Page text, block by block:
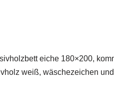
eiche 180×200,
weiß, wäschezeichen